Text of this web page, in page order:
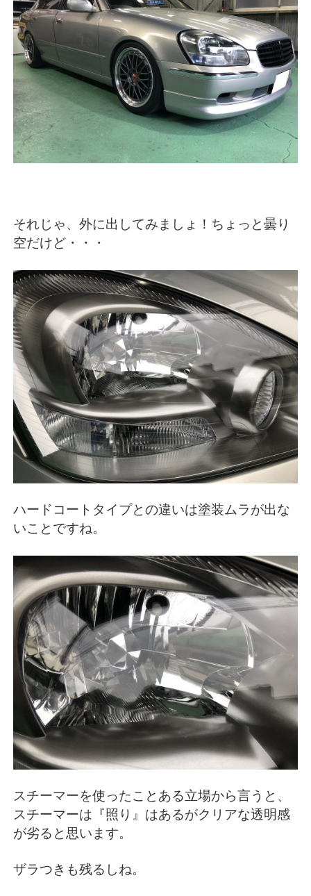
それじゃ、外に出してみましょ！ちょっと曇り
空だけど・・・
ハードコートタイプとの違いは塗装ムラが出な
いことですね。
スチーマーを使ったことある立場から言うと、
スチーマーは『照り』はあるがクリアな透明感
が劣ると思います。
ザラつきも残るしね。